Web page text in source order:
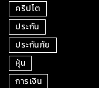
คริปโต
ประกัน
ประกันภัย
หุ้น
การเงิน